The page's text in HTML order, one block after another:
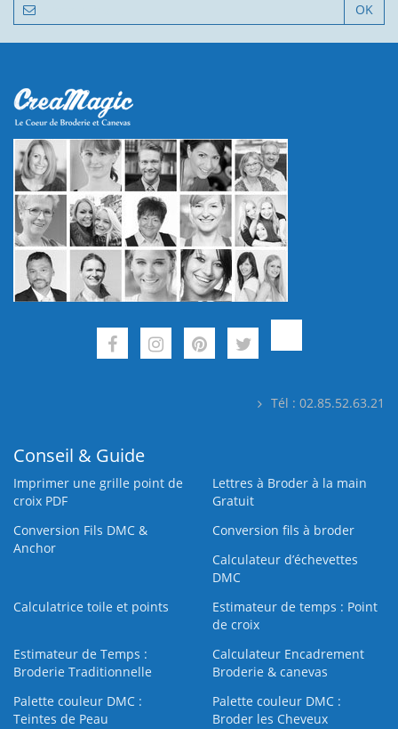
OK
Tél : 02.85.52.63.21
Conseil & Guide
Imprimer une grille point de
croix PDF
Lettres à Broder à la main
Gratuit
Conversion Fils DMC &
Anchor
Conversion fils à broder
Calculateur d’échevettes
DMC
Calculatrice toile et points
Estimateur de temps : Point
de croix
Estimateur de Temps :
Broderie Traditionnelle
Calculateur Encadrement
Broderie & canevas
Palette couleur DMC :
Teintes de Peau
Palette couleur DMC :
Broder les Cheveux